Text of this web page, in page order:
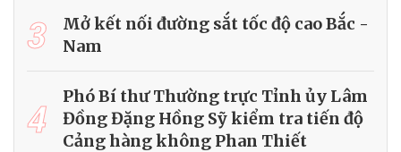
3
Mở kết nối đường sắt tốc độ cao Bắc -
Nam
4
Phó Bí thư Thường trực Tỉnh ủy Lâm
Đồng Đặng Hồng Sỹ kiểm tra tiến độ
Cảng hàng không Phan Thiết